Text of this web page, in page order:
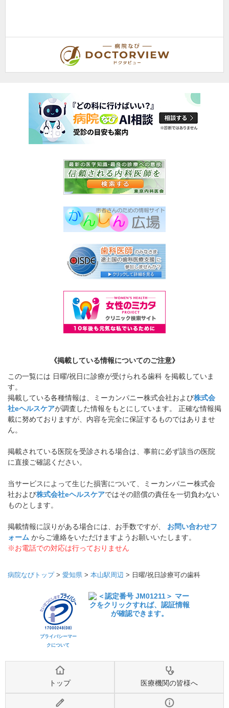
《掲載している情報についてのご注意》
この一覧には 日曜/祝日に診療が受けられる歯科 を掲載していま
す。
掲載している各種情報は、ミーカンパニー株式会社および株式会
社eヘルスケアが調査した情報をもとにしています。 正確な情報掲
載に努めておりますが、内容を完全に保証するものではありませ
ん。
掲載されている医院を受診される場合は、事前に必ず該当の医院
に直接ご確認ください。
当サービスによって生じた損害について、ミーカンパニー株式会
社および株式会社eヘルスケアではその賠償の責任を一切負わない
ものとします。
掲載情報に誤りがある場合には、お手数ですが、 お問い合わせフ
ォーム からご連絡をいただけますようお願いいたします。
※お電話での対応は行っておりません
病院なびトップ> 愛知県 > 本山駅周辺 > 日曜/祝日診療可の歯科
プライバシーマー
クについて
トップ 医療機関の皆様へ